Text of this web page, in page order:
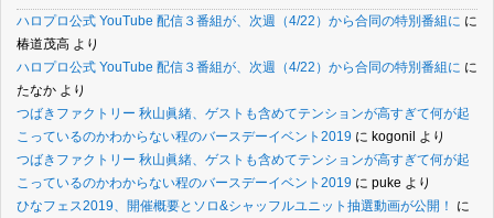
ハロプロ公式 YouTube 配信３番組が、次週（4/22）から合同の特別番組に に
椿道茂高 より
ハロプロ公式 YouTube 配信３番組が、次週（4/22）から合同の特別番組に に
たなか より
つばきファクトリー 秋山眞緒、ゲストも含めてテンションが高すぎて何が起
こっているのかわからない程のバースデーイベント2019 に kogonil より
つばきファクトリー 秋山眞緒、ゲストも含めてテンションが高すぎて何が起
こっているのかわからない程のバースデーイベント2019 に puke より
ひなフェス2019、開催概要とソロ&シャッフルユニット抽選動画が公開！
に